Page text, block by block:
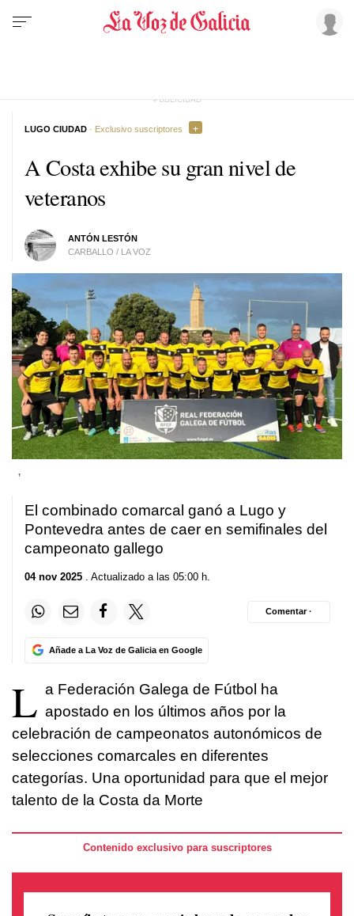
A Costa exhibe su gran nivel de
veteranos
ANTÓN LESTÓN
CARBALLO / LA VOZ
LUGO CIUDAD · Exclusivo suscriptores
,
El combinado comarcal ganó a Lugo y
Pontevedra antes de caer en semifinales del
campeonato gallego
04 nov 2025 . Actualizado a las 05:00 h.
Añade a La Voz de Galicia en Google
Comentar ·
L a Federación Galega de Fútbol ha
apostado en los últimos años por la
celebración de campeonatos autonómicos de
selecciones comarcales en diferentes
categorías. Una oportunidad para que el mejor
talento de la Costa da Morte
Contenido exclusivo para suscriptores